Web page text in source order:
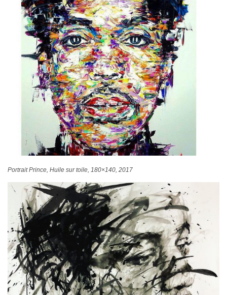
Portrait Prince, Huile sur toile, 180×140, 2017